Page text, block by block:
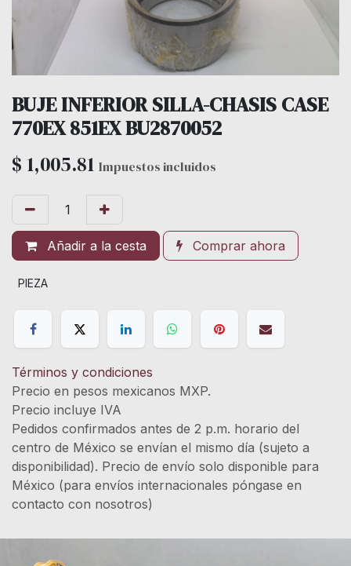
BUJE INFERIOR SILLA-CHASIS CASE
770EX 851EX BU2870052
$ 1,005.81 Impuestos incluidos
Añadir a la cesta Comprar ahora
PIEZA
Términos y condiciones
Precio en pesos mexicanos MXP.
Precio incluye IVA
Pedidos confirmados antes de 2 p.m. horario del
centro de México se envían el mismo día (sujeto a
disponibilidad). Precio de envío solo disponible para
México (para envíos internacionales póngase en
contacto con nosotros)